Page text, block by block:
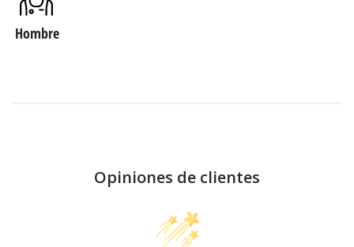
Hombre
Opiniones de clientes